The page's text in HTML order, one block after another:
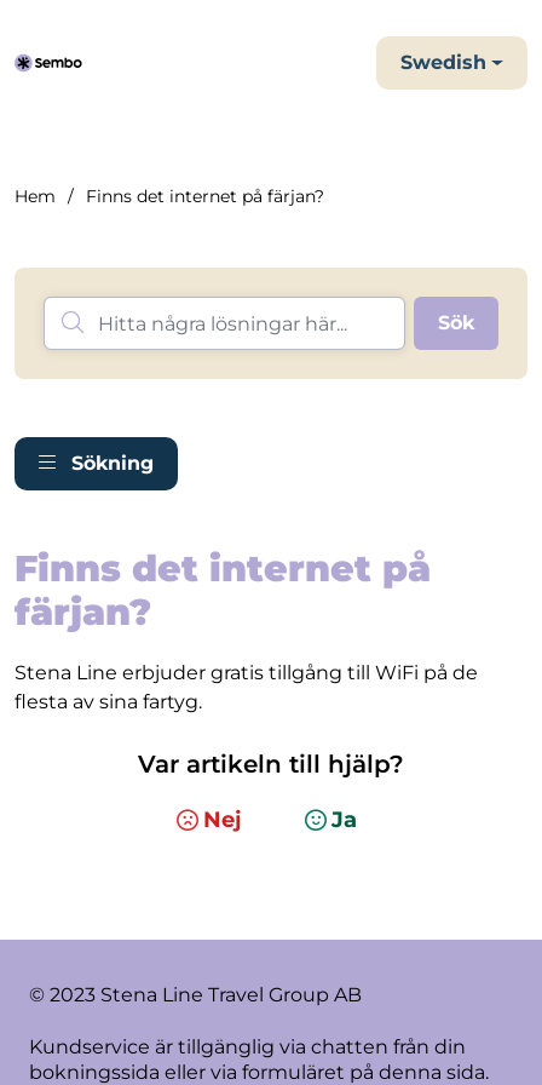
Swedish
Hem Finns det internet på färjan?
Sökning
Finns det internet på
färjan?
Stena Line erbjuder gratis tillgång till WiFi på de
flesta av sina fartyg.
Var artikeln till hjälp?
Nej Ja
© 2023 Stena Line Travel Group AB
Kundservice är tillgänglig via chatten från din
bokningssida eller via formuläret på denna sida.